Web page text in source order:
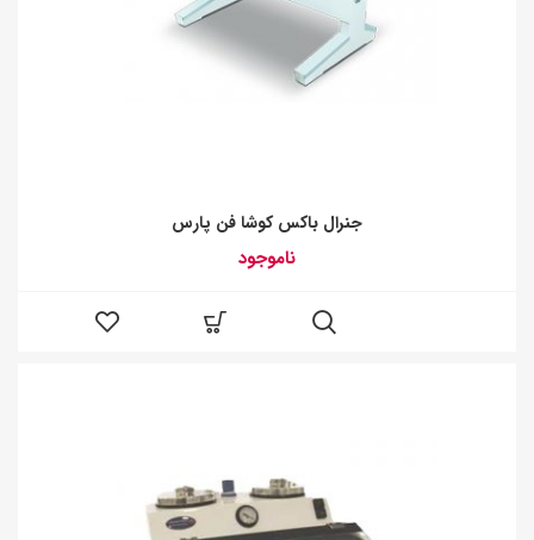
جنرال باکس کوشا فن پارس
ناموجود